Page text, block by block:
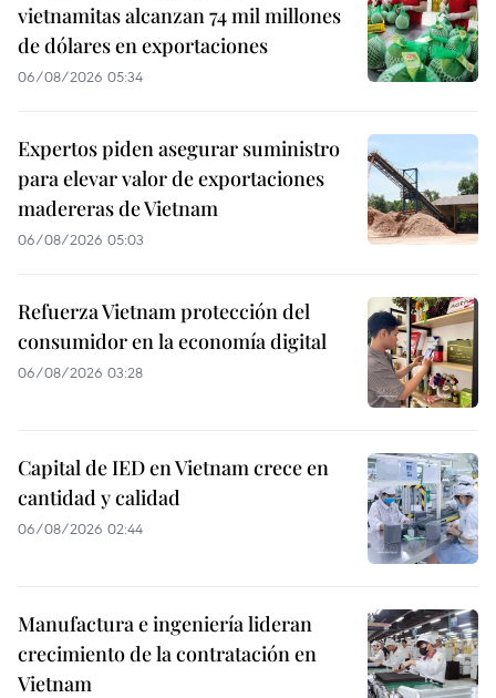
vietnamitas alcanzan 74 mil millones
de dólares en exportaciones
06/08/2026 05:34
Expertos piden asegurar suministro
para elevar valor de exportaciones
madereras de Vietnam
06/08/2026 05:03
Refuerza Vietnam protección del
consumidor en la economía digital
06/08/2026 03:28
Capital de IED en Vietnam crece en
cantidad y calidad
06/08/2026 02:44
Manufactura e ingeniería lideran
crecimiento de la contratación en
Vietnam